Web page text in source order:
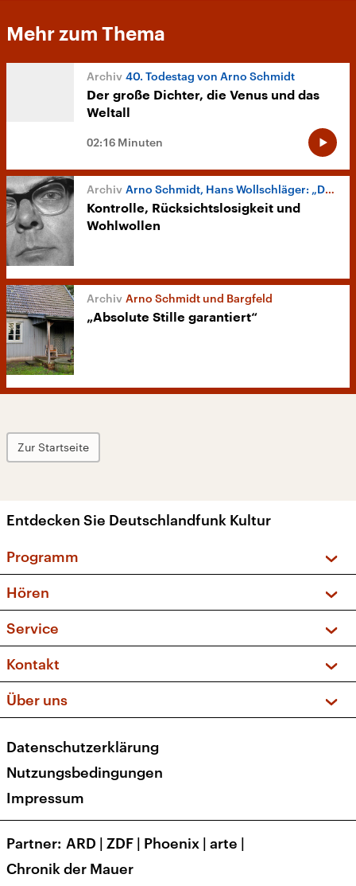
Mehr zum Thema
40. Todestag von Arno Schmidt
Der große Dichter, die Venus und das
Weltall
02:16 Minuten
Arno Schmidt, Hans Wollschläger: „Der Briefwechsel“
Kontrolle, Rücksichtslosigkeit und
Wohlwollen
Arno Schmidt und Bargfeld
„Absolute Stille garantiert“
Zur Startseite
Entdecken Sie Deutschlandfunk Kultur
Programm
Sendungen und Podcasts
Musikliste
Kakadu – Das Kinderprogramm
Hören
Frequenzen (UKW + DAB+)
Service
FAQ
Apps
Newsletter
Veranstaltungen
Kontakt
Social Media
Über uns
Presse
Karriere
Transparenz
Datenschutzerklärung
Nutzungsbedingungen
Impressum
Partner ARD | ZDF | Phoenix | arte |
Chronik der Mauer